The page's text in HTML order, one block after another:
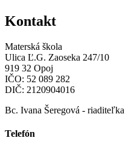
Kontakt
Materská škola
Ulica Ľ.G. Zaoseka 247/10
919 32 Opoj
IČO: 52 089 282
DIČ: 2120904016
Bc. Ivana Šeregová - riaditeľka
Telefón